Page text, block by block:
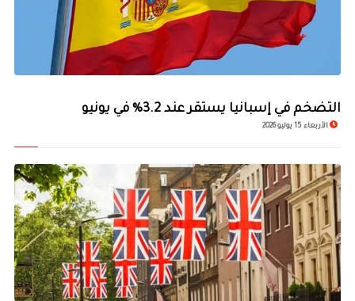
التضخم في إسبانيا يستقر عند 3.2% في يونيو
الأربعاء 15 يوليو 2026